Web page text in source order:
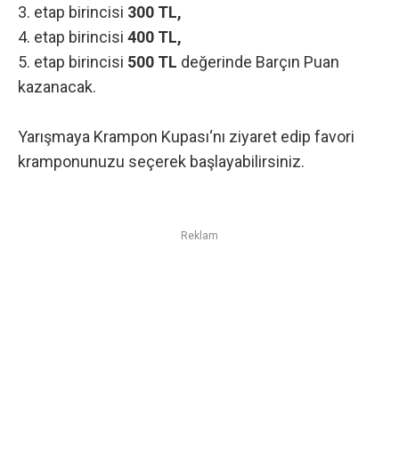
3. etap birincisi 300 TL,
4. etap birincisi 400 TL,
5. etap birincisi 500 TL değerinde Barçın Puan
kazanacak.
Yarışmaya Krampon Kupası‘nı ziyaret edip favori
kramponunuzu seçerek başlayabilirsiniz.
Reklam